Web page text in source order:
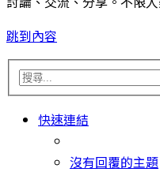
跳到內容
快速連結
沒有回覆的主題